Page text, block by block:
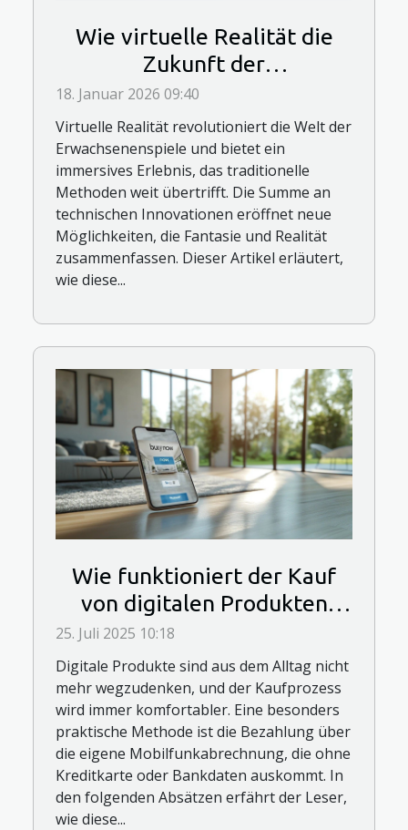
Wie virtuelle Realität die
Zukunft der
Erwachsenenspiele prägt?
18. Januar 2026 09:40
Virtuelle Realität revolutioniert die Welt der
Erwachsenenspiele und bietet ein
immersives Erlebnis, das traditionelle
Methoden weit übertrifft. Die Summe an
technischen Innovationen eröffnet neue
Möglichkeiten, die Fantasie und Realität
zusammenfassen. Dieser Artikel erläutert,
wie diese...
Wie funktioniert der Kauf
von digitalen Produkten
über Mobilfunkabrechnung?
25. Juli 2025 10:18
Digitale Produkte sind aus dem Alltag nicht
mehr wegzudenken, und der Kaufprozess
wird immer komfortabler. Eine besonders
praktische Methode ist die Bezahlung über
die eigene Mobilfunkabrechnung, die ohne
Kreditkarte oder Bankdaten auskommt. In
den folgenden Absätzen erfährt der Leser,
wie diese...